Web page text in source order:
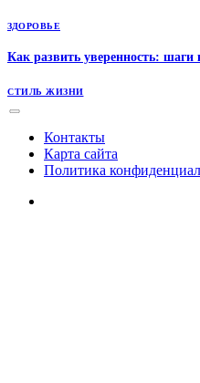
ЗДОРОВЬЕ
Как развить уверенность: шаги
СТИЛЬ ЖИЗНИ
Контакты
Карта сайта
Политика